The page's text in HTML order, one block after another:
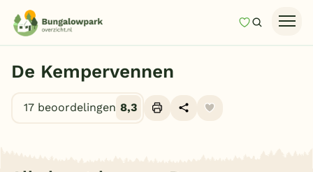
MijnZoeken
Last minutes
Top 12 aanbiedingen
De Kempervennen
17 beoordelingen 8,3
Ga naar